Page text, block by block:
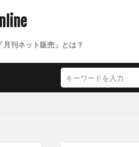
「月刊ネット販売」とは？